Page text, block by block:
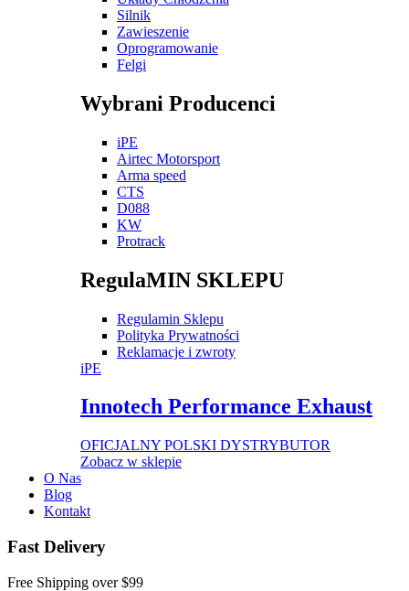
Silnik
Zawieszenie
Oprogramowanie
Felgi
Wybrani Producenci
iPE
Airtec Motorsport
Arma speed
CTS
D088
KW
Protrack
RegulaMIN SKLEPU
Regulamin Sklepu
Polityka Prywatności
Reklamacje i zwroty
iPE
Innotech Performance Exhaust
OFICJALNY POLSKI DYSTRYBUTOR
Zobacz w sklepie
O Nas
Blog
Kontakt
Fast Delivery
Free Shipping over$99